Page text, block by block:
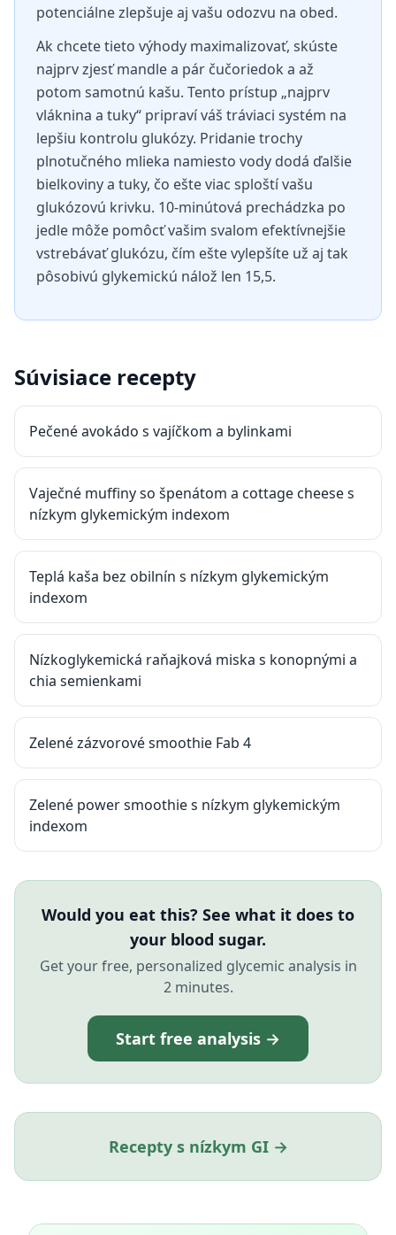
potenciálne zlepšuje aj vašu odozvu na obed.
Ak chcete tieto výhody maximalizovať, skúste
najprv zjesť mandle a pár čučoriedok a až
potom samotnú kašu. Tento prístup „najprv
vláknina a tuky“ pripraví váš tráviaci systém na
lepšiu kontrolu glukózy. Pridanie trochy
plnotučného mlieka namiesto vody dodá ďalšie
bielkoviny a tuky, čo ešte viac sploští vašu
glukózovú krivku. 10-minútová prechádzka po
jedle môže pomôcť vašim svalom efektívnejšie
vstrebávať glukózu, čím ešte vylepšíte už aj tak
pôsobivú glykemickú nálož len 15,5.
Súvisiace recepty
Pečené avokádo s vajíčkom a bylinkami
Vaječné muffiny so špenátom a cottage cheese s
nízkym glykemickým indexom
Teplá kaša bez obilnín s nízkym glykemickým
indexom
Nízkoglykemická raňajková miska s konopnými a
chia semienkami
Zelené zázvorové smoothie Fab 4
Zelené power smoothie s nízkym glykemickým
indexom
Would you eat this? See what it does to
your blood sugar.
Get your free, personalized glycemic analysis in
2 minutes.
Start free analysis →
Recepty s nízkym GI →